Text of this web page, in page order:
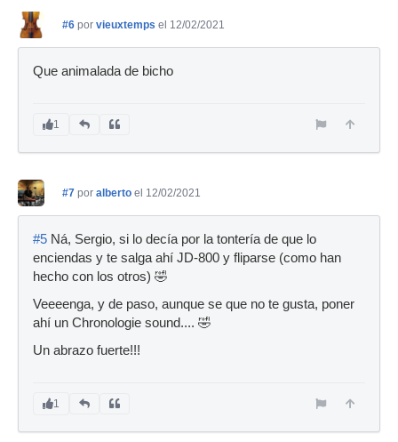
#6 por vieuxtemps el 12/02/2021
Que animalada de bicho
1
#7 por alberto el 12/02/2021
#5 Ná, Sergio, si lo decía por la tontería de que lo
enciendas y te salga ahí JD-800 y fliparse (como han
hecho con los otros) 🤣
Veeeenga, y de paso, aunque se que no te gusta, poner
ahí un Chronologie sound.... 🤣
Un abrazo fuerte!!!
1